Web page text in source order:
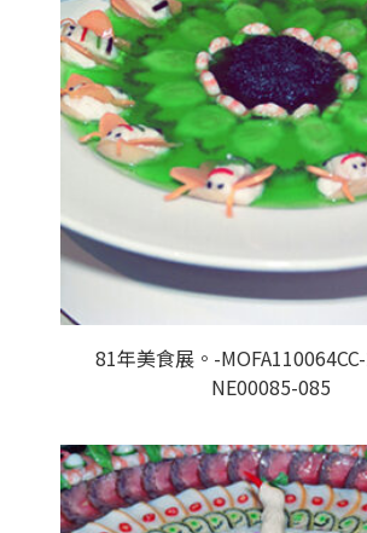
81年美食展。-
NE00085-085